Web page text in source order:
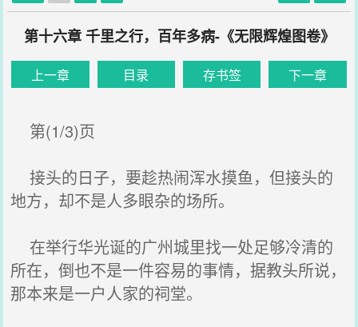
第十六章 千里之行，百年多病-《无限辉煌图卷》
上一章 目录 存书签 下一章
第(1/3)页
接头的日子，要趁热闹浑水摸鱼，但接头的
地方，却不是人多眼杂的场所。
在举行华光诞的广州城里找一处足够冷清的
所在，倒也不是一件容易的事情，据教头所说，
那本来是一户人家的祠堂。